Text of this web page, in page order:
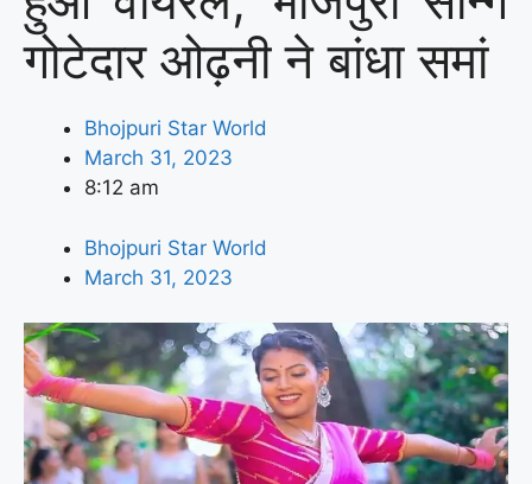
गोटेदार ओढ़नी ने बांधा समां
Bhojpuri Star World
March 31, 2023
8:12 am
Bhojpuri Star World
March 31, 2023